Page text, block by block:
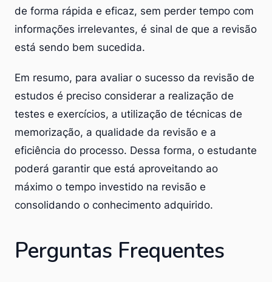
de forma rápida e eficaz, sem perder tempo com
informações irrelevantes, é sinal de que a revisão
está sendo bem sucedida.
Em resumo, para avaliar o sucesso da revisão de
estudos é preciso considerar a realização de
testes e exercícios, a utilização de técnicas de
memorização, a qualidade da revisão e a
eficiência do processo. Dessa forma, o estudante
poderá garantir que está aproveitando ao
máximo o tempo investido na revisão e
consolidando o conhecimento adquirido.
Perguntas Frequentes